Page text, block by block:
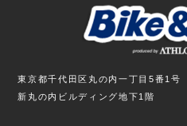
東京都千代田区丸の内一丁目5番1号
新丸の内ビルディング地下1階